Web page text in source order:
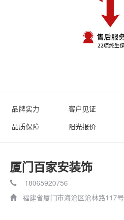
品牌实力 客户见证
品质保障
阳光报价
厦门百家安装饰
18065920756
福建省厦门市海沧区沧林路117号